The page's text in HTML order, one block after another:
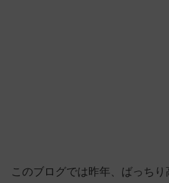
このブログでは昨年、ばっち